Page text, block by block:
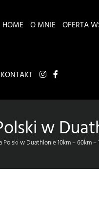
HOME O MNIE OFERTA
KONTAKT
w
w Duathlonie 10km – 60km –